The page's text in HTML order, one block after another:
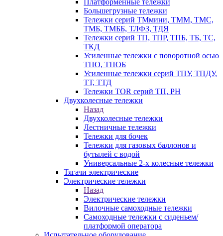
Платформенные тележки
Большегрузные тележки
Тележки серий ТМмини, ТММ, ТМС,
ТМБ, ТМББ, ТЛФЗ, ТДЯ
Тележки серий ТП, ТПР, ТПБ, ТБ, ТС,
ТКД
Усиленные тележки с поворотной осью
ТПО, ТПОБ
Усиленные тележки серий ТПУ, ТПДУ,
ТТ, ТТД
Тележки TOR серий ТП, PH
Двухколесные тележки
Назад
Двухколесные тележки
Лестничные тележки
Тележки для бочек
Тележки для газовых баллонов и
бутылей с водой
Универсальные 2-х колесные тележки
Тягачи электрические
Электрические тележки
Назад
Электрические тележки
Вилочные самоходные тележки
Самоходные тележки с сиденьем/
платформой оператора